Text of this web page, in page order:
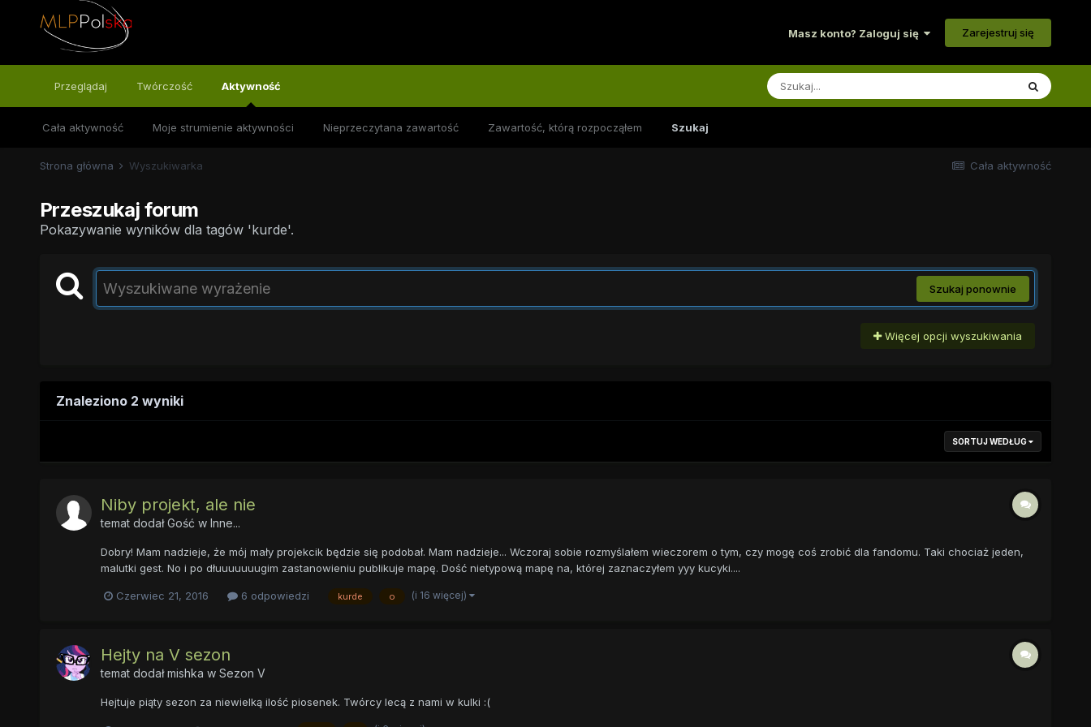
Masz konto? Zaloguj się Zarejestruj się
Przeglądaj Twórczość Aktywność
Cała aktywność Moje strumienie aktywności Nieprzeczytana zawartość Zawartość, którą rozpocząłem Szukaj
Cała aktywność
Strona główna Wyszukiwarka
Przeszukaj forum
Pokazywanie wyników dla tagów 'kurde'.
Szukaj ponownie
Więcej opcji wyszukiwania
Znaleziono 2 wyniki
SORTUJ WEDŁUG
Niby projekt, ale nie
temat dodał Gość w Inne...
Dobry! Mam nadzieje, że mój mały projekcik będzie się podobał. Mam nadzieje... Wczoraj sobie rozmyślałem wieczorem o tym, czy mogę coś zrobić dla fandomu. Taki chociaż jeden,
malutki gest. No i po dłuuuuuuugim zastanowieniu publikuje mapę. Dość nietypową mapę na, której zaznaczyłem yyy kucyki....
Czerwiec 21, 2016 6 odpowiedzi kurde o (i 16 więcej)
Hejty na V sezon
temat dodałmishka w Sezon V
Hejtuje piąty sezon za niewielką ilość piosenek. Twórcy lecą z nami w kulki :(